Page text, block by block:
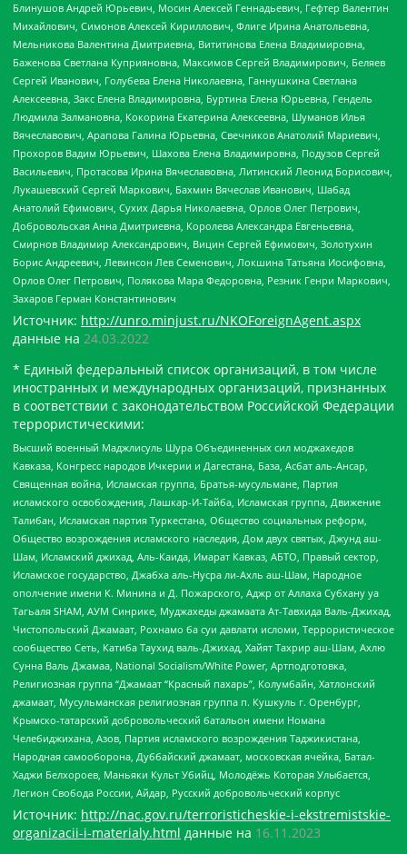
Блинушов Андрей Юрьевич, Мосин Алексей Геннадьевич, Гефтер Валентин
Михайлович, Симонов Алексей Кириллович, Флиге Ирина Анатольевна,
Мельникова Валентина Дмитриевна, Вититинова Елена Владимировна,
Баженова Светлана Куприяновна, Максимов Сергей Владимирович, Беляев
Сергей Иванович, Голубева Елена Николаевна, Ганнушкина Светлана
Алексеевна, Закс Елена Владимировна, Буртина Елена Юрьевна, Гендель
Людмила Залмановна, Кокорина Екатерина Алексеевна, Шуманов Илья
Вячеславович, Арапова Галина Юрьевна, Свечников Анатолий Мариевич,
Прохоров Вадим Юрьевич, Шахова Елена Владимировна, Подузов Сергей
Васильевич, Протасова Ирина Вячеславовна, Литинский Леонид Борисович,
Лукашевский Сергей Маркович, Бахмин Вячеслав Иванович, Шабад
Анатолий Ефимович, Сухих Дарья Николаевна, Орлов Олег Петрович,
Добровольская Анна Дмитриевна, Королева Александра Евгеньевна,
Смирнов Владимир Александрович, Вицин Сергей Ефимович, Золотухин
Борис Андреевич, Левинсон Лев Семенович, Локшина Татьяна Иосифовна,
Орлов Олег Петрович, Полякова Мара Федоровна, Резник Генри Маркович,
Захаров Герман Константинович
Источник: http://unro.minjust.ru/NKOForeignAgent.aspx
данные на 24.03.2022
* Единый федеральный список организаций, в том числе
иностранных и международных организаций, признанных
в соответствии с законодательством Российской Федерации
террористическими:
Высший военный Маджлисуль Шура Объединенных сил моджахедов
Кавказа, Конгресс народов Ичкерии и Дагестана, База, Асбат аль-Ансар,
Священная война, Исламская группа, Братья-мусульмане, Партия
исламского освобождения, Лашкар-И-Тайба, Исламская группа, Движение
Талибан, Исламская партия Туркестана, Общество социальных реформ,
Общество возрождения исламского наследия, Дом двух святых, Джунд аш-
Шам, Исламский джихад, Аль-Каида, Имарат Кавказ, АБТО, Правый сектор,
Исламское государство, Джабха аль-Нусра ли-Ахль аш-Шам, Народное
ополчение имени К. Минина и Д. Пожарского, Аджр от Аллаха Субхану уа
Тагьаля SHAM, АУМ Синрике, Муджахеды джамаата Ат-Тавхида Валь-Джихад,
Чистопольский Джамаат, Рохнамо ба суи давлати исломи, Террористическое
сообщество Сеть, Катиба Таухид валь-Джихад, Хайят Тахрир аш-Шам, Ахлю
Сунна Валь Джамаа, National Socialism/White Power, Артподготовка,
Религиозная группа “Джамаат “Красный пахарь”, Колумбайн, Хатлонский
джамаат, Мусульманская религиозная группа п. Кушкуль г. Оренбург,
Крымско-татарский добровольческий батальон имени Номана
Челебиджихана, Азов, Партия исламского возрождения Таджикистана,
Народная самооборона, Дуббайский джамаат, московская ячейка, Батал-
Хаджи Белхороев, Маньяки Культ Убийц, Молодёжь Которая Улыбается,
Легион Свобода России, Айдар, Русский добровольческий корпус
Источник: http://nac.gov.ru/terroristicheskie-i-ekstremistskie-
organizacii-i-materialy.html данные на 16.11.2023